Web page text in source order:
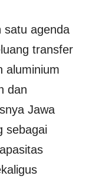
satu agenda
transfer
aluminium
dan
Jawa
sebagai